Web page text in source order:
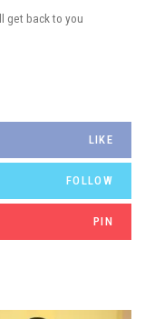
get back to you
LIKE
FOLLOW
PIN